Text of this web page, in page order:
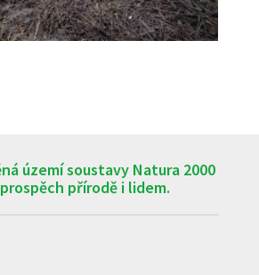
území soustavy Natura 2000
přírodě i lidem.